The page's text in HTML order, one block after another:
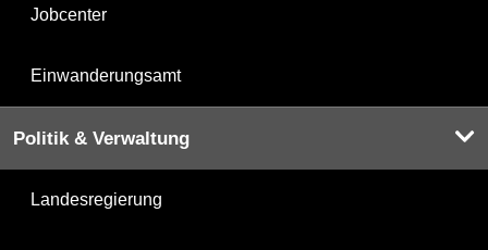
Jobcenter
Einwanderungsamt
Politik & Verwaltung
Landesregierung